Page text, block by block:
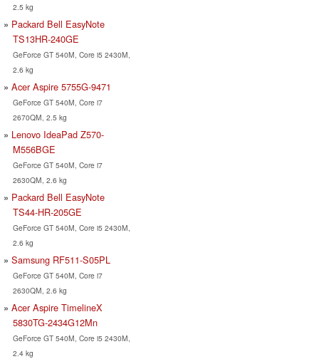
2.5 kg
Packard Bell EasyNote
TS13HR-240GE
GeForce GT 540M, Core i5 2430M,
2.6 kg
Acer Aspire 5755G-9471
GeForce GT 540M, Core i7
2670QM, 2.5 kg
Lenovo IdeaPad Z570-
M556BGE
GeForce GT 540M, Core i7
2630QM, 2.6 kg
Packard Bell EasyNote
TS44-HR-205GE
GeForce GT 540M, Core i5 2430M,
2.6 kg
Samsung RF511-S05PL
GeForce GT 540M, Core i7
2630QM, 2.6 kg
Acer Aspire TimelineX
5830TG-2434G12Mn
GeForce GT 540M, Core i5 2430M,
2.4 kg